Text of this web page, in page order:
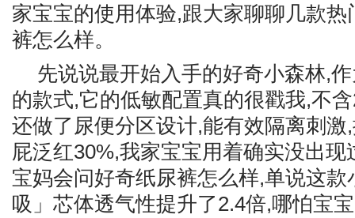
家宝宝的使用体验,跟大家聊聊几款
裤怎么样。
先说说最开始入手的好奇小森林,
的款式,它的低敏配置真的很戳我,不
还做了尿便分区设计,能有效隔离刺激
屁泛红30%,我家宝宝用着确实没出现
宝妈会问好奇纸尿裤怎么样,单说这
吸」芯体透气性提升了2.4倍,哪怕宝